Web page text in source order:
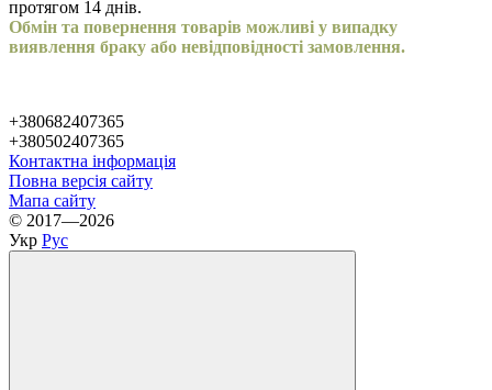
протягом 14 днів.
Обмін та повернення товарів можливі у випадку
виявлення браку або невідповідності замовлення.
+380682407365
+380502407365
Контактна інформація
Повна версія сайту
Мапа сайту
© 2017—2026
Укр Рус